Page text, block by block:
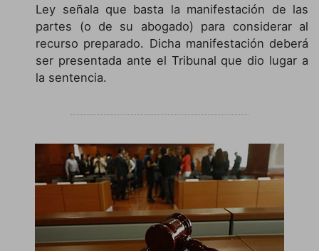
Ley señala que basta la manifestación de las
partes (o de su abogado) para considerar al
recurso preparado. Dicha manifestación deberá
ser presentada ante el Tribunal que dio lugar a
la sentencia.